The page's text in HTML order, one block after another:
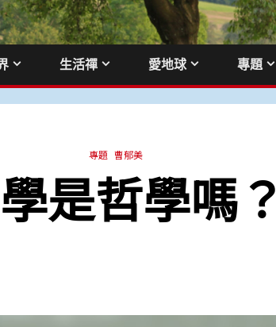
生活禪 愛地球 專題
專題 曹郁美
是哲學嗎？